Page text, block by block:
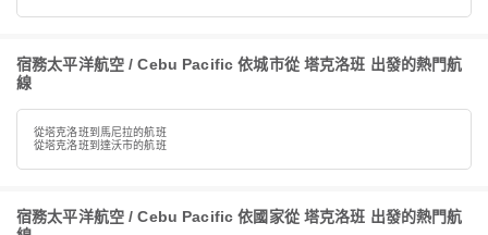
宿務太平洋航空 / Cebu Pacific 依城市從 塔克洛班 出發的熱門航
線
從塔克洛班到馬尼拉的航班
從塔克洛班到達沃市的航班
宿務太平洋航空 / Cebu Pacific 依國家從 塔克洛班 出發的熱門航